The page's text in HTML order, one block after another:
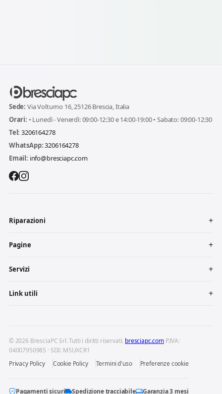
Sede: Via Volturno 16, 25126 Brescia, Italia
Orari: • Lunedì - Venerdì: 09:00-12:30 e 14:00-19:00 • Sabato: 09:00-12:30
Tel: 3206164278
WhatsApp:3206164278
Email: info@bresciapc.com
Riparazioni
Pagine
Servizi
Link utili
© 2026 BresciaPC Srl. Tutti i diritti riservati. bresciapc.com P.IVA:
04007950985 · SDI: M5UXCR1
Privacy Policy
Cookie Policy Termini d'uso Preferenze cookie
Pagamenti sicuri Spedizione tracciabile Garanzia 3 mesi